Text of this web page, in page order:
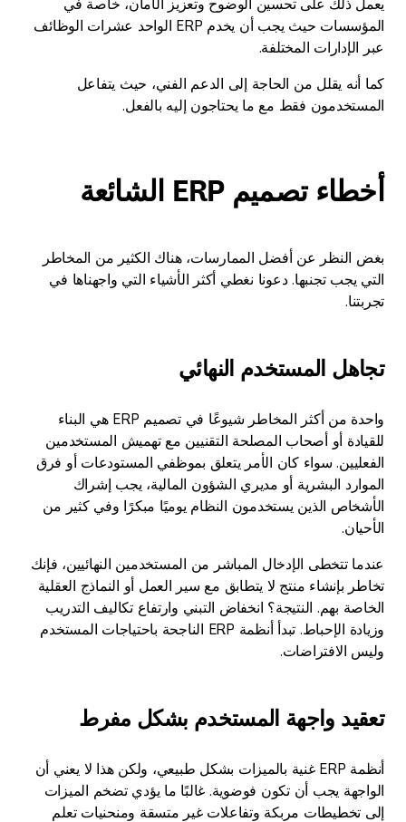
المؤسسات حيث يجب أن يخدم ERP الواحد عشرات الوظائف
عبر الإدارات المختلفة.
كما أنه يقلل من الحاجة إلى الدعم الفني، حيث يتفاعل
المستخدمون فقط مع ما يحتاجون إليه بالفعل.
أخطاء تصميم ERP الشائعة
بغض النظر عن أفضل الممارسات، هناك الكثير من المخاطر
التي يجب تجنبها. دعونا نغطي أكثر الأشياء التي واجهناها في
تجربتنا.
تجاهل المستخدم النهائي
واحدة من أكثر المخاطر شيوعًا في تصميم ERP هي البناء
للقيادة أو أصحاب المصلحة التقنيين مع تهميش المستخدمين
الفعليين. سواء كان الأمر يتعلق بموظفي المستودعات أو فرق
الموارد البشرية أو مديري الشؤون المالية، يجب إشراك
الأشخاص الذين يستخدمون النظام يوميًا مبكرًا وفي كثير من
الأحيان.
عندما تتخطى الإدخال المباشر من المستخدمين النهائيين، فإنك
تخاطر بإنشاء منتج لا يتطابق مع سير العمل أو النماذج العقلية
الخاصة بهم. النتيجة؟ انخفاض التبني وارتفاع تكاليف التدريب
وزيادة الإحباط. تبدأ أنظمة ERP الناجحة باحتياجات المستخدم
وليس الافتراضات.
تعقيد واجهة المستخدم بشكل مفرط
أنظمة ERP غنية بالميزات بشكل طبيعي، ولكن هذا لا يعني أن
الواجهة يجب أن تكون فوضوية. غالبًا ما يؤدي تضخم الميزات
إلى تخطيطات مربكة وتفاعلات غير متسقة ومنحنيات تعلم